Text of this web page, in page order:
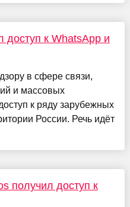
доступ к WhatsApp и
в сфере связи,
и массовых
к ряду зарубежных
России. Речь идёт
получил доступ к